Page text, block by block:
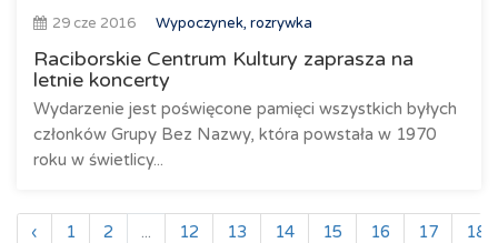
29 cze 2016 Wypoczynek, rozrywka
Raciborskie Centrum Kultury zaprasza na
letnie koncerty
Wydarzenie jest poświęcone pamięci wszystkich byłych
członków Grupy Bez Nazwy, która powstała w 1970
roku w świetlicy...
‹ 1 2 ... 12 13 14 15 16 17 18